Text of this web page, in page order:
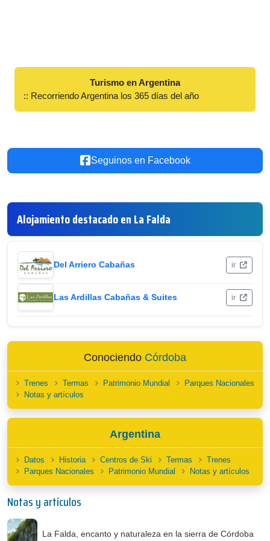
Turismo en Argentina
:: Recorriendo Argentina los 365 días del año
Seguinos en Facebook
Alojamiento destacado en La Falda
Del Arriero Cabañas ir
Las Ardillas Cabañas & Suites ir
Conociendo Córdoba
Trenes Termas Patrimonio Mundial
Parques Nacionales
Notas y artículos
Argentina
Datos Historia Centros de Ski Termas
Trenes
Parques Nacionales
Patrimonio Mundial Notas y artículos
Notas y artículos
La Falda, encanto y naturaleza en la sierra de Córdoba